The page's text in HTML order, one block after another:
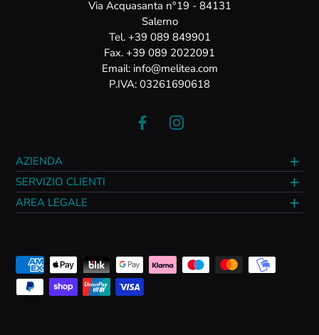
Via Acquasanta n°19 - 84131
Salerno
Tel. +39 089 849901
Fax. +39 089 2022091
Email: info@melitea.com
P.IVA: 03261690618
AZIENDA
SERVIZIO CLIENTI
AREA LEGALE